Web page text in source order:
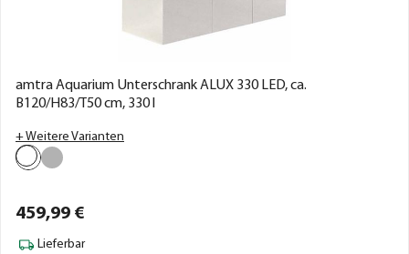
amtra Aquarium Unterschrank ALUX 330 LED, ca.
B120/H83/T50 cm, 330 l
+ Weitere Varianten
459,99 €
Lieferbar